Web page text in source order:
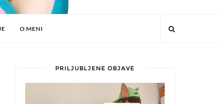
O MENI
PRILJUBLJENE OBJAVE